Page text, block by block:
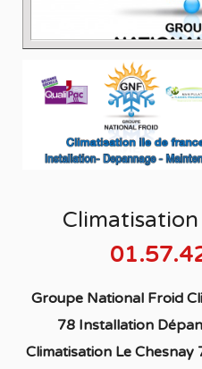
Climatisation
Groupe National Froid
78 Installation
Climatisation Le Chesnay